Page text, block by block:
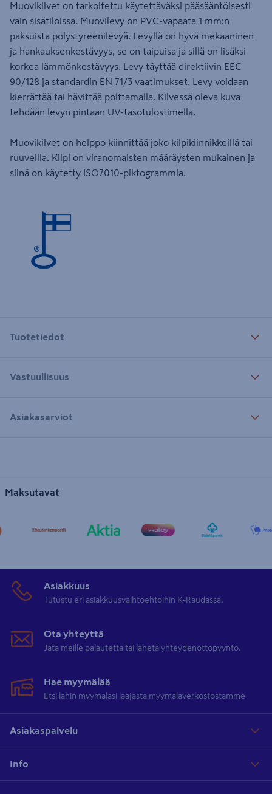
Muovikilvet on tarkoitettu käytettäväksi pääsääntöisesti
vain sisätiloissa. Muovilevy on PVC-vapaata 1 mm:n
paksuista polystyreenilevyä. Levyllä on hyvä mekaaninen
ja hankauksenkestävyys, se on taipuisa ja sillä on lisäksi
korkea lämmönkestävyys. Levy täyttää direktiivin EEC
90/128 ja standardin EN 71/3 vaatimukset. Levy voidaan
kierrättää tai hävittää polttamalla. Kilvessä oleva kuva
tehdään levyn pintaan UV-tasotulostimella.
Muovikilvet on helppo kiinnittää joko kilpikiinnikkeillä tai
ruuveilla. Kilpi on viranomaisten määräysten mukainen ja
siinä on käytetty ISO7010-piktogrammia.
Tuotetiedot
Vastuullisuus
Asiakasarviot
Maksutavat
Asiakkuus
Tutustu eri asiakkuusvaihtoehtoihin K-Raudassa.
Ota yhteyttä
Jätä meille palautetta tai lähetä yhteydenottopyyntö.
Hae myymälää
Etsi lähin myymäläsi laajasta myymäläverkostostamme
Asiakaspalvelu
Info